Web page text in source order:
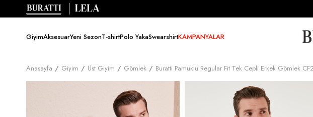
GiyimAksesuarYeni SezonT-shirtPolo YakaSwearshirtKAMPANYALAR
Anasayfa Giyim Üst Giyim Gömlek Buratti Pamuklu Regular Fit Tek Cepli Erkek Gömlek